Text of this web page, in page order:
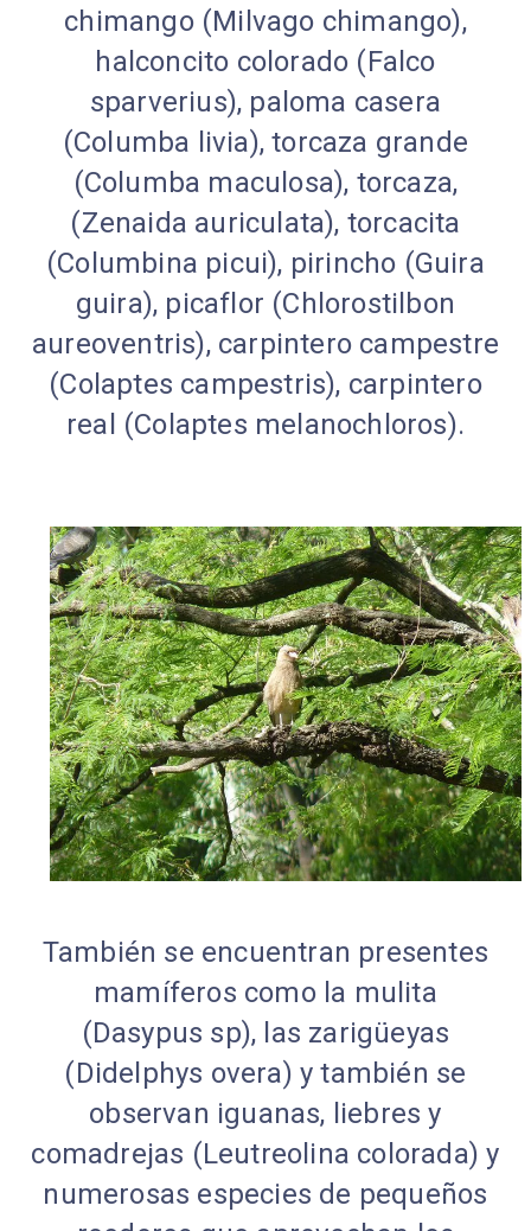
chimango (Milvago chimango),
halconcito colorado (Falco
sparverius), paloma casera
(Columba livia), torcaza grande
(Columba maculosa), torcaza,
(Zenaida auriculata), torcacita
(Columbina picui), pirincho (Guira
guira), picaflor (Chlorostilbon
aureoventris), car­pintero campestre
(Colaptes campestris), carpintero
real (Colaptes melanochloros).
También se encuentran presentes
mamíferos como la mulita
(Dasypus sp), las zarigüeyas
(Didelphys overa) y también se
observan iguanas, liebres y
comadrejas (Leutreolina colorada) y
numerosas especies de pequeños